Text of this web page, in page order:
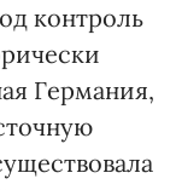
контроль
Германия,